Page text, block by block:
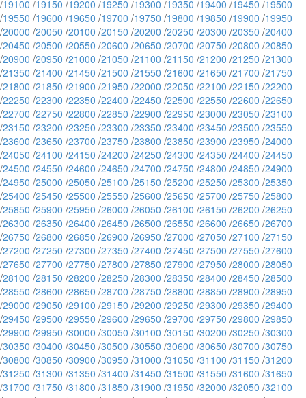
/19100 /19150 /19200 /19250 /19300 /19350 /19400 /19450 /19500
/19550 /19600 /19650 /19700 /19750 /19800 /19850 /19900 /19950
/20000 /20050 /20100 /20150 /20200 /20250 /20300 /20350 /20400
/20450 /20500 /20550 /20600 /20650 /20700 /20750 /20800 /20850
/20900 /20950 /21000 /21050 /21100 /21150 /21200 /21250 /21300
/21350 /21400 /21450 /21500 /21550 /21600 /21650 /21700 /21750
/21800 /21850 /21900 /21950 /22000 /22050 /22100 /22150 /22200
/22250 /22300 /22350 /22400 /22450 /22500 /22550 /22600 /22650
/22700 /22750 /22800 /22850 /22900 /22950 /23000 /23050 /23100
/23150 /23200 /23250 /23300 /23350 /23400 /23450 /23500 /23550
/23600 /23650 /23700 /23750 /23800 /23850 /23900 /23950 /24000
/24050 /24100 /24150 /24200 /24250 /24300 /24350 /24400 /24450
/24500 /24550 /24600 /24650 /24700 /24750 /24800 /24850 /24900
/24950 /25000 /25050 /25100 /25150 /25200 /25250 /25300 /25350
/25400 /25450 /25500 /25550 /25600 /25650 /25700 /25750 /25800
/25850 /25900 /25950 /26000 /26050 /26100 /26150 /26200 /26250
/26300 /26350 /26400 /26450 /26500 /26550 /26600 /26650 /26700
/26750 /26800 /26850 /26900 /26950 /27000 /27050 /27100 /27150
/27200 /27250 /27300 /27350 /27400 /27450 /27500 /27550 /27600
/27650 /27700 /27750 /27800 /27850 /27900 /27950 /28000 /28050
/28100 /28150 /28200 /28250 /28300 /28350 /28400 /28450 /28500
/28550 /28600 /28650 /28700 /28750 /28800 /28850 /28900 /28950
/29000 /29050 /29100 /29150 /29200 /29250 /29300 /29350 /29400
/29450 /29500 /29550 /29600 /29650 /29700 /29750 /29800 /29850
/29900 /29950 /30000 /30050 /30100 /30150 /30200 /30250 /30300
/30350 /30400 /30450 /30500 /30550 /30600 /30650 /30700 /30750
/30800 /30850 /30900 /30950 /31000 /31050 /31100 /31150 /31200
/31250 /31300 /31350 /31400 /31450 /31500 /31550 /31600 /31650
/31700 /31750 /31800 /31850 /31900 /31950 /32000 /32050 /32100